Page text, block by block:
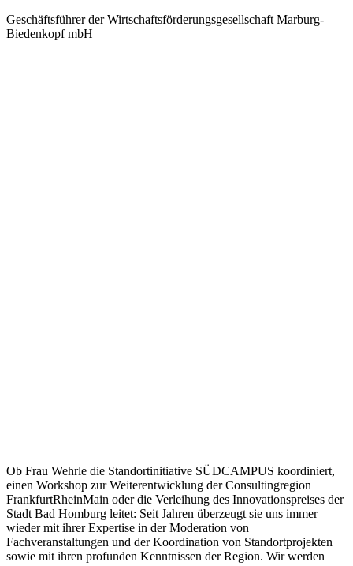
Geschäftsführer der Wirtschaftsförderungsgesellschaft Marburg-
Biedenkopf mbH
Ob Frau Wehrle die Standortinitiative SÜDCAMPUS koordiniert,
einen Workshop zur Weiterentwicklung der Consultingregion
FrankfurtRheinMain oder die Verleihung des Innovationspreises der
Stadt Bad Homburg leitet: Seit Jahren überzeugt sie uns immer
wieder mit ihrer Expertise in der Moderation von
Fachveranstaltungen und der Koordination von Standortprojekten
sowie mit ihren profunden Kenntnissen der Region. Wir werden